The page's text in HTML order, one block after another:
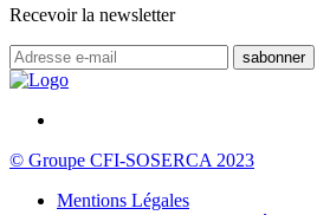
Recevoir la newsletter
© Groupe CFI-SOSERCA 2023
Mentions Légales